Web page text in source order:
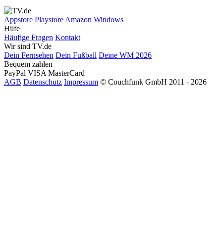
Appstore Playstore Amazon Windows
Hilfe
Häufige Fragen Kontakt
Wir sind TV.de
Dein Fernsehen Dein Fußball Deine WM 2026
Bequem zahlen
PayPal VISA MasterCard
AGB Datenschutz Impressum © Couchfunk GmbH 2011 - 2026